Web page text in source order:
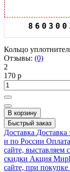
Кольцо
Отзывы: (0)
2
170 р
В корзину
Быстрый заказ
Доставка Доставка
и по России
сайте, выставляем
скидки Акция
сайте, при покупке